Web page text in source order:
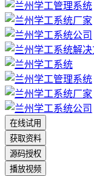
在线试用
获取资料
源码授权
播放视频